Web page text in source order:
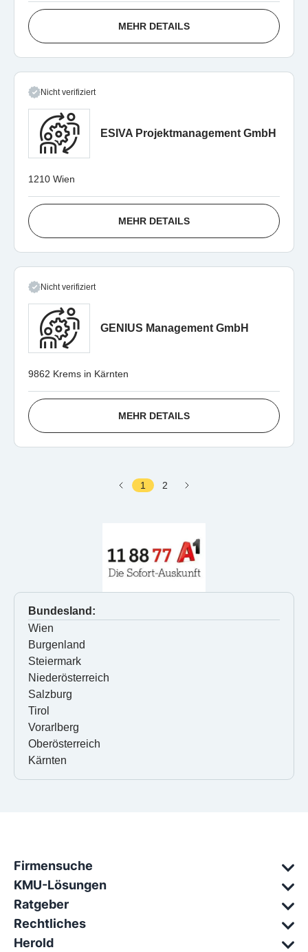
MEHR DETAILS
Nicht verifiziert
ESIVA Projektmanagement GmbH
1210 Wien
MEHR DETAILS
Nicht verifiziert
GENIUS Management GmbH
9862 Krems in Kärnten
MEHR DETAILS
1 2
Bundesland:
Wien
Burgenland
Steiermark
Niederösterreich
Salzburg
Tirol
Vorarlberg
Oberösterreich
Kärnten
Firmensuche
KMU-Lösungen
Ratgeber
Rechtliches
Herold